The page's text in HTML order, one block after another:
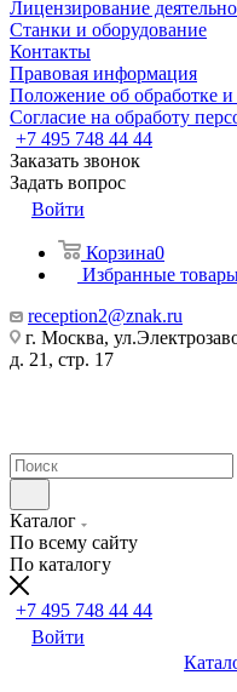
Лицензирование
Станки и оборудование
Контакты
Правовая информация
Положение об обработке
Согласие на обработу
+7 495 748 44 44
Заказать звонок
Задать вопрос
Войти
Корзина0
Избранные
reception2@znak.ru
г. Москва,
д. 21, стр. 17
Каталог
По всему сайту
По каталогу
+7 495 748 44 44
Войти